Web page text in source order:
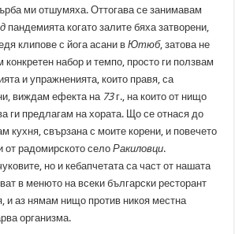
ми отшумяха. Оттогава се занимавам
пандемията когато залите бяха затворени,
клипове с йога асани вЮтюб, затова не
набор и темпо, просто ги ползвам
и упражненията, които правя, са
виждам ефекта на 73г., на които от нищо
ги предлагам на хората. Що се отнася до
кухня, свързана с моите корени, и повечето
от радомирското селоРакиловци.
но и кебапчетата са част от нашата
в менюто на всеки български ресторант
и аз нямам нищо против никоя местна
организма.